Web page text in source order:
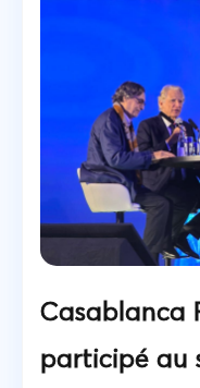
Casablanca
participé au